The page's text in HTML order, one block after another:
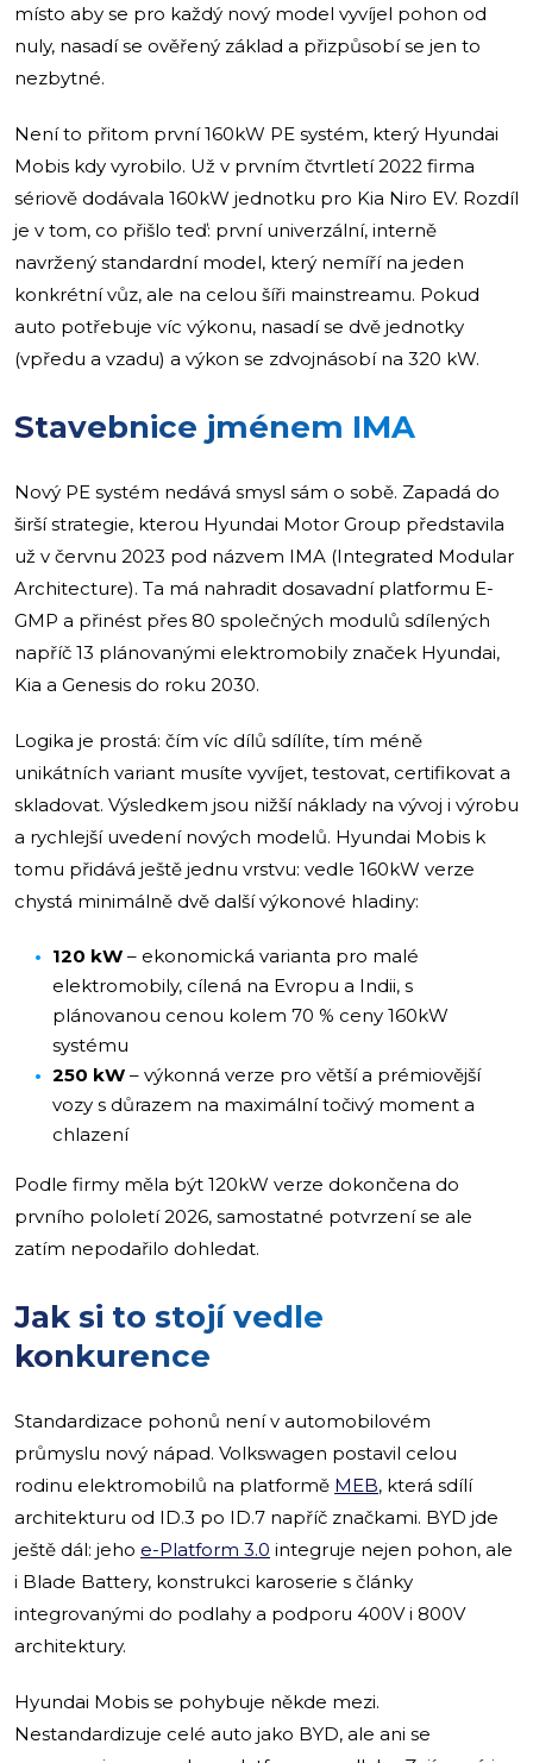
místo aby se pro každý nový model vyvíjel pohon od
nuly, nasadí se ověřený základ a přizpůsobí se jen to
nezbytné.
Není to přitom první 160kW PE systém, který Hyundai
Mobis kdy vyrobilo. Už v prvním čtvrtletí 2022 firma
sériově dodávala 160kW jednotku pro Kia Niro EV. Rozdíl
je v tom, co přišlo teď: první univerzální, interně
navržený standardní model, který nemíří na jeden
konkrétní vůz, ale na celou šíři mainstreamu. Pokud
auto potřebuje víc výkonu, nasadí se dvě jednotky
(vpředu a vzadu) a výkon se zdvojnásobí na 320 kW.
Stavebnice jménem IMA
Nový PE systém nedává smysl sám o sobě. Zapadá do
širší strategie, kterou Hyundai Motor Group představila
už v červnu 2023 pod názvem IMA (Integrated Modular
Architecture). Ta má nahradit dosavadní platformu E-
GMP a přinést přes 80 společných modulů sdílených
napříč 13 plánovanými elektromobily značek Hyundai,
Kia a Genesis do roku 2030.
Logika je prostá: čím víc dílů sdílíte, tím méně
unikátních variant musíte vyvíjet, testovat, certifikovat a
skladovat. Výsledkem jsou nižší náklady na vývoj i výrobu
a rychlejší uvedení nových modelů. Hyundai Mobis k
tomu přidává ještě jednu vrstvu: vedle 160kW verze
chystá minimálně dvě další výkonové hladiny:
120 kW – ekonomická varianta pro malé
elektromobily, cílená na Evropu a Indii, s
plánovanou cenou kolem 70 % ceny 160kW
systému
250 kW – výkonná verze pro větší a prémiovější
vozy s důrazem na maximální točivý moment a
chlazení
Podle firmy měla být 120kW verze dokončena do
prvního pololetí 2026, samostatné potvrzení se ale
zatím nepodařilo dohledat.
Jak si to stojí vedle
konkurence
Standardizace pohonů není v automobilovém
průmyslu nový nápad. Volkswagen postavil celou
rodinu elektromobilů na platformě MEB, která sdílí
architekturu od ID.3 po ID.7 napříč značkami. BYD jde
ještě dál: jeho e-Platform 3.0 integruje nejen pohon, ale
i Blade Battery, konstrukci karoserie s články
integrovanými do podlahy a podporu 400V i 800V
architektury.
Hyundai Mobis se pohybuje někde mezi.
Nestandardizuje celé auto jako BYD, ale ani se